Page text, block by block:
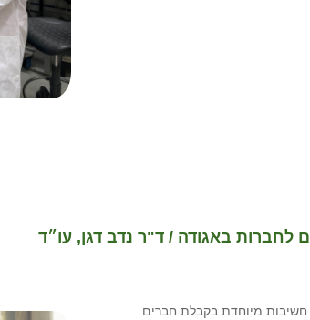
לחברות באגודה / ד"ר נדב דגן, עו״ד
חשיבות מיוחדת בקבלת חברים